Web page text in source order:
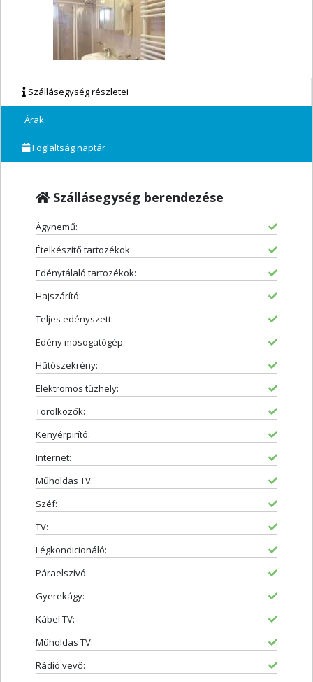
Szállásegység részletei
Árak
Foglaltság naptár
Szállásegység berendezése
Ágynemű:
Ételkészítő tartozékok:
Edénytálaló tartozékok:
Hajszárító:
Teljes edényszett:
Edény mosogatógép:
Hűtőszekrény:
Elektromos tűzhely:
Törölközők:
Kenyérpirító:
Internet:
Műholdas TV:
Széf:
TV:
Légkondicionáló:
Páraelszívó:
Gyerekágy:
Kábel TV:
Műholdas TV:
Rádió vevő: